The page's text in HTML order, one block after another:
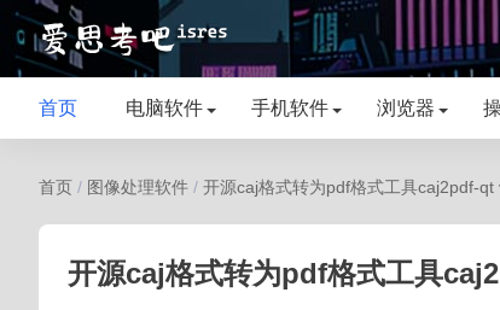
首页 电脑软件 手机软件 浏览器
首页 / 图像处理软件 / 开源caj格式转为pdf格式工具caj2pdf-qt
开源caj格式转为pdf格式工具